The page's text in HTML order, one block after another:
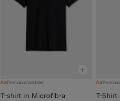
Personalizzabile
T-shirt in Microfibra
T-